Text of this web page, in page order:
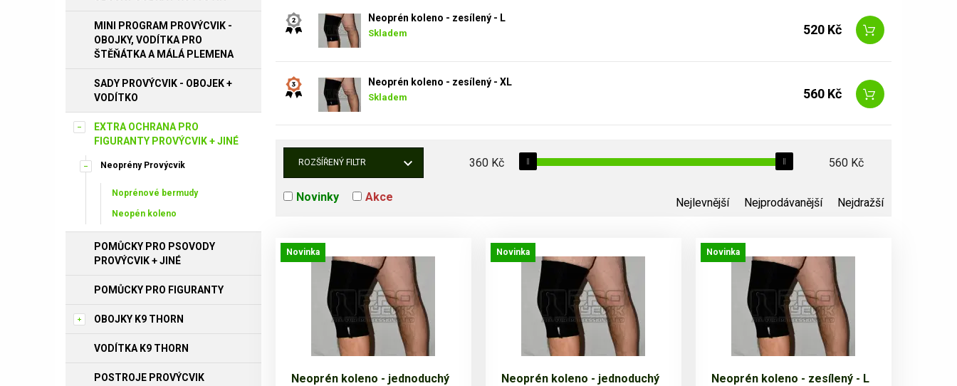
MINI PROGRAM PROVÝCVIK -
OBOJKY, VODÍTKA PRO
ŠTĚŇÁTKA A MÁLÁ PLEMENA
SADY PROVÝCVIK - OBOJEK +
VODÍTKO
EXTRA OCHRANA PRO
FIGURANTY PROVÝCVIK + JINÉ
Neoprény Provýcvik
Noprénové bermudy
Neopén koleno
POMŮCKY PRO PSOVODY
PROVÝCVIK + JINÉ
POMŮCKY PRO FIGURANTY
OBOJKY K9 THORN
VODÍTKA K9 THORN
POSTROJE PROVÝCVIK
Neoprén koleno - zesílený - L
Skladem 520 Kč
Neoprén koleno - zesílený - XL
Skladem 560 Kč
ROZŠÍŘENÝ FILTR 360 Kč 560 Kč
Novinky Akce Nejlevnější Nejprodávanější Nejdražší
Novinka
Neoprén koleno - jednoduchý
Novinka
Neoprén koleno - jednoduchý
Novinka
Neoprén koleno - zesílený - L